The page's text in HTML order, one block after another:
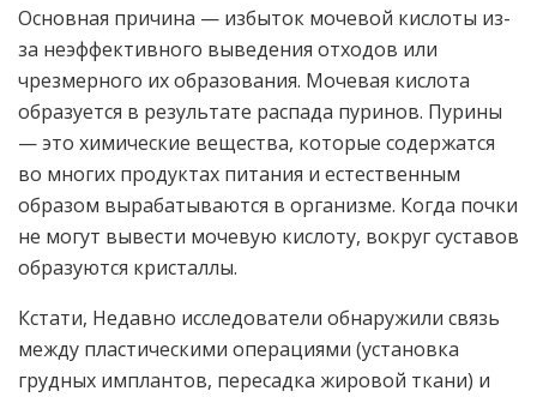
Основная причина — избыток мочевой кислоты из-
за неэффективного выведения отходов или
чрезмерного их образования. Мочевая кислота
образуется в результате распада пуринов. Пурины
— это химические вещества, которые содержатся
во многих продуктах питания и естественным
образом вырабатываются в организме. Когда почки
не могут вывести мочевую кислоту, вокруг суставов
образуются кристаллы.
Кстати, Недавно исследователи обнаружили связь
между пластическими операциями (установка
грудных имплантов, пересадка жировой ткани) и